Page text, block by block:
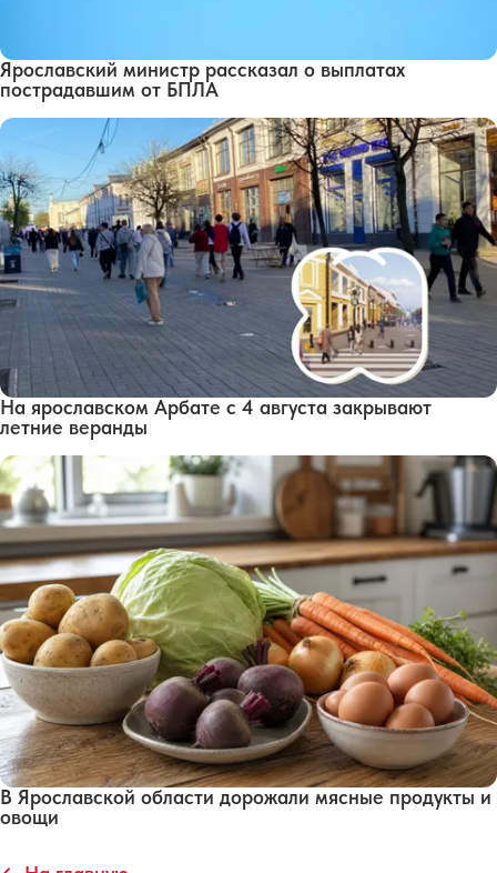
Ярославский министр рассказал о выплатах
пострадавшим от БПЛА
На ярославском Арбате с 4 августа закрывают
летние веранды
В Ярославской области дорожали мясные продукты и
овощи